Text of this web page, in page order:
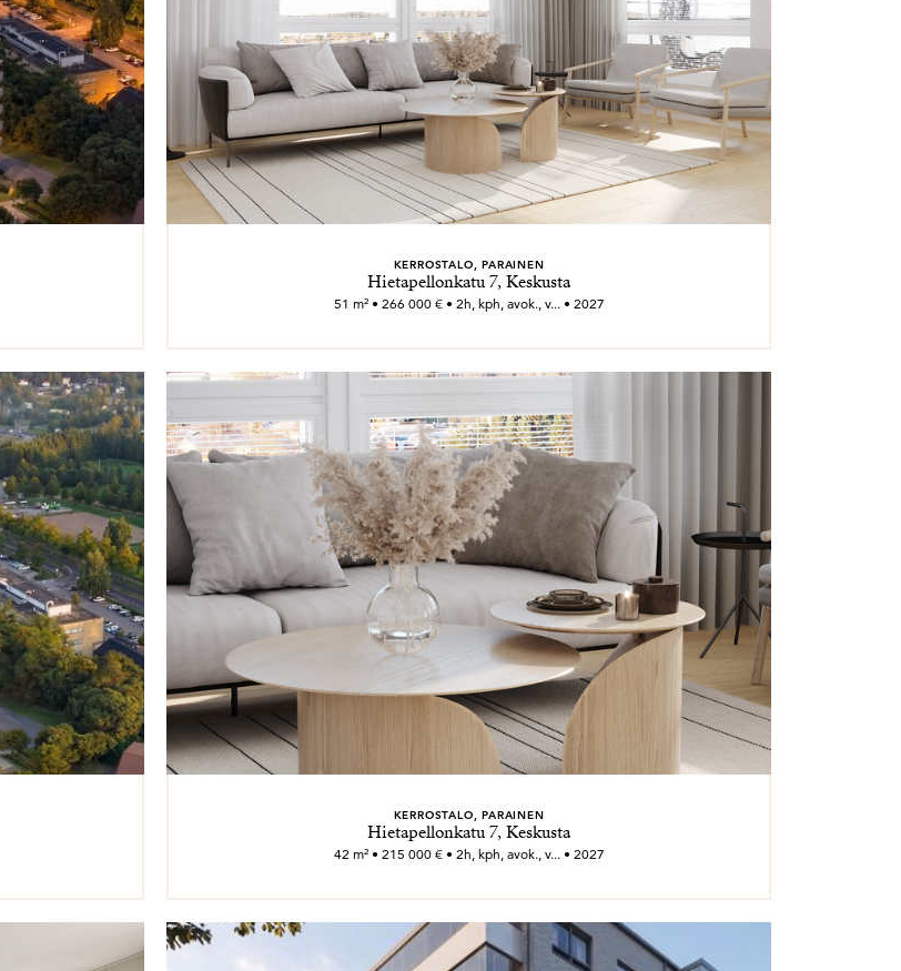
KERROSTALO, PARAINEN
Hietapellonkatu 7, Keskusta
51 m² • 266 000 € • 2h, kph, avok., v... • 2027
KERROSTALO, PARAINEN
Hietapellonkatu 7, Keskusta
42 m² • 215 000 € • 2h, kph, avok., v... • 2027